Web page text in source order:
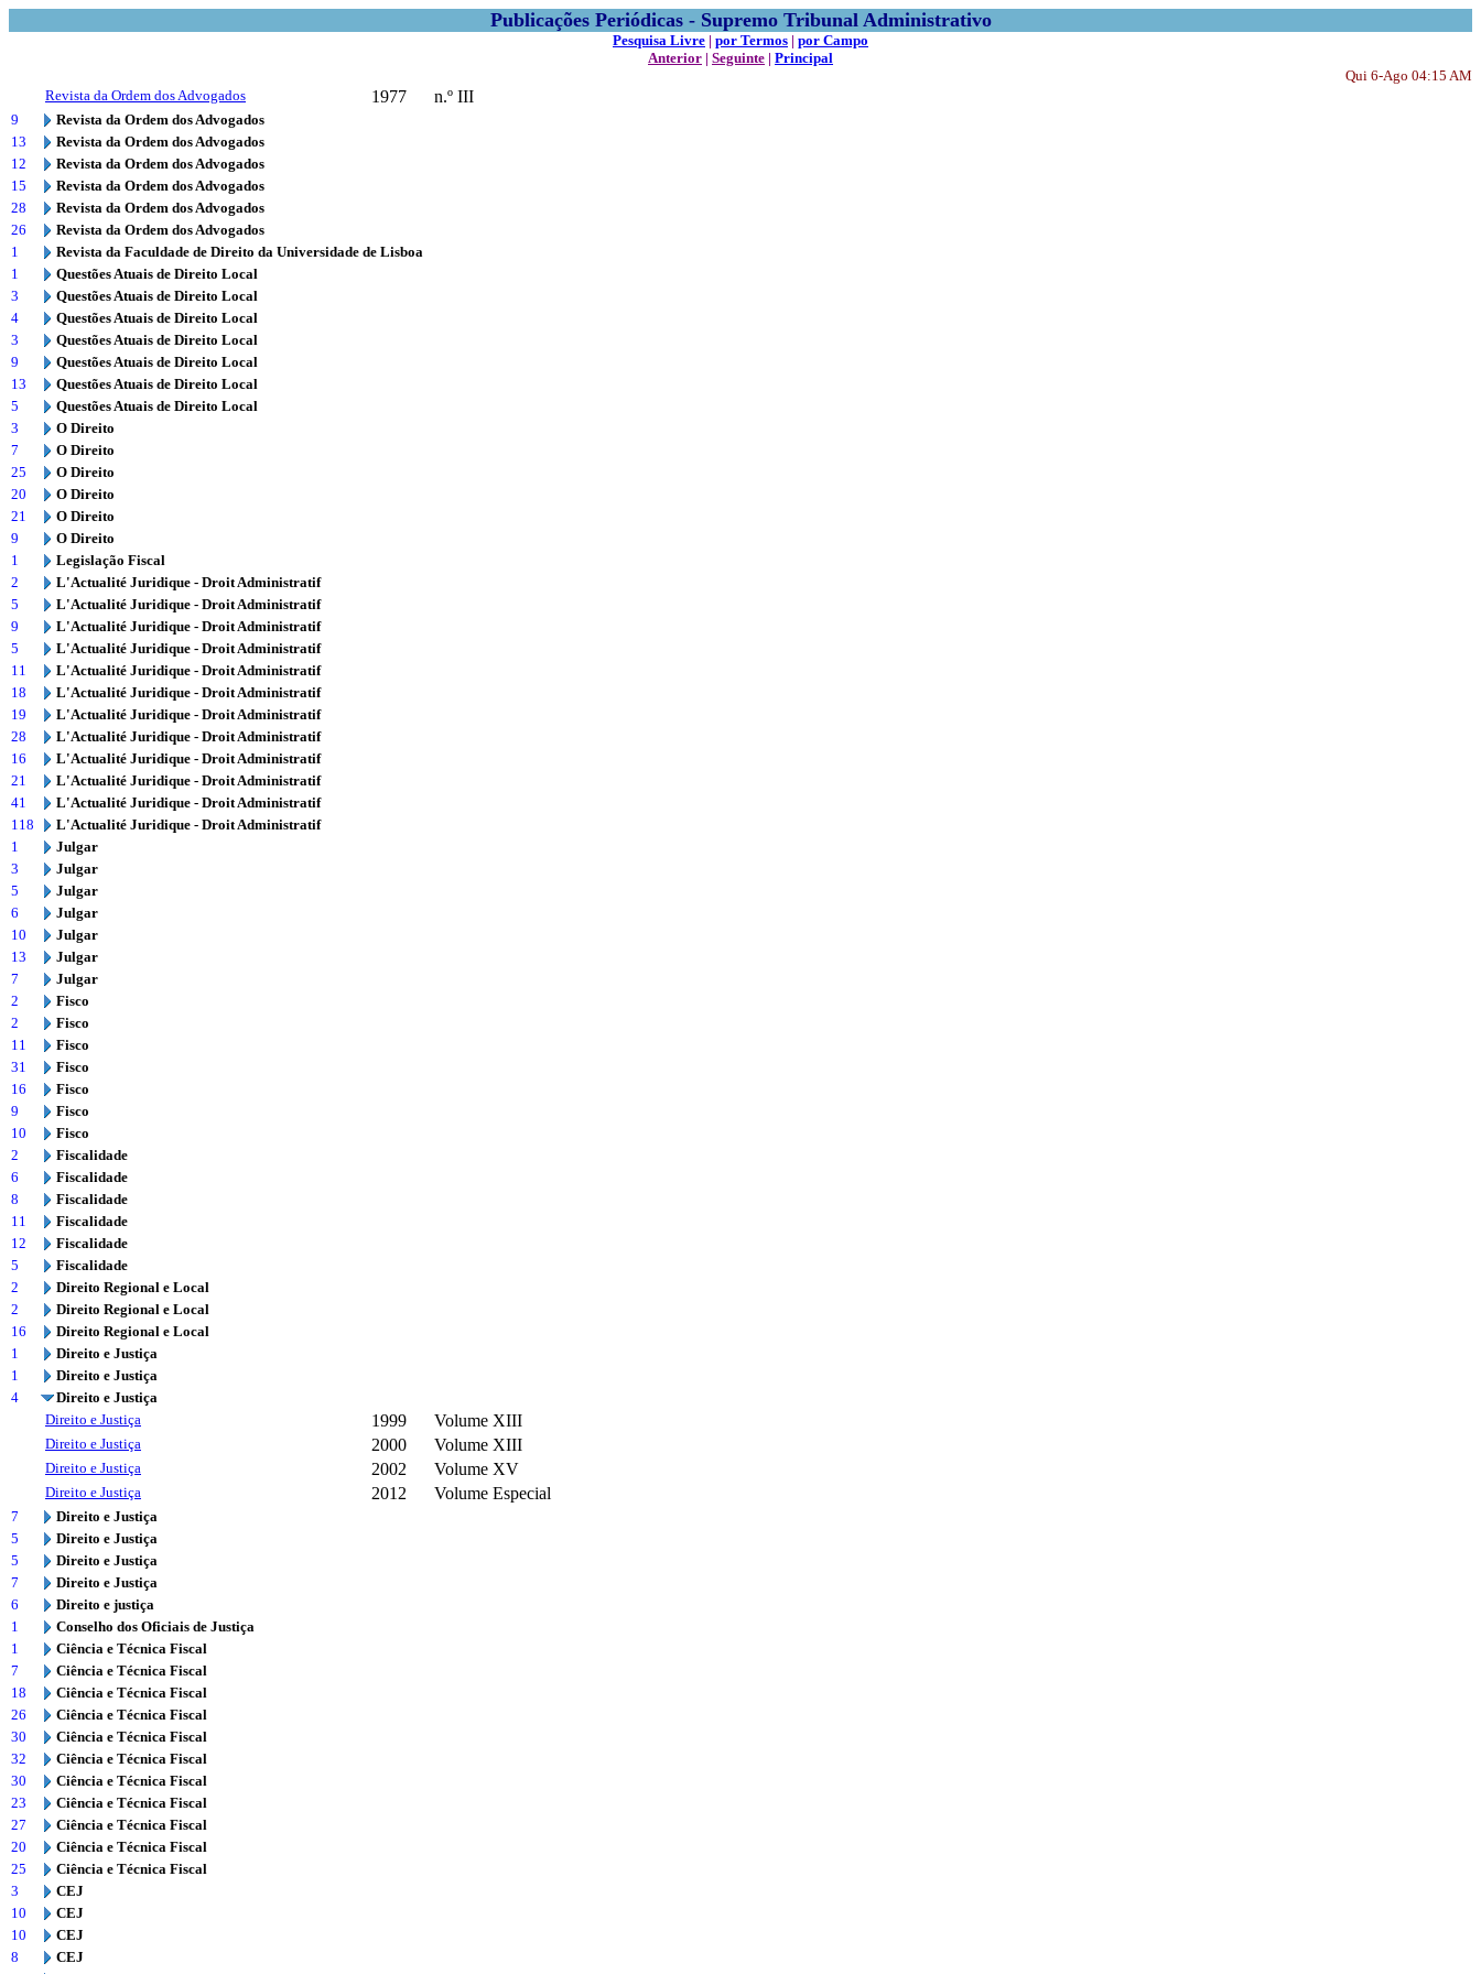
Publicações Periódicas - Supremo Tribunal Administrativo
Pesquisa Livre | por Termos | por Campo
Anterior | Seguinte | Principal
Qui 6-Ago 04:15 AM
Revista da Ordem dos Advogados
1977 n.º III
9
Revista da Ordem dos Advogados
13
Revista da Ordem dos Advogados
12
Revista da Ordem dos Advogados
15
Revista da Ordem dos Advogados
28
Revista da Ordem dos Advogados
26
Revista da Ordem dos Advogados
1
Revista da Faculdade de Direito da Universidade de Lisboa
1
Questões Atuais de Direito Local
3
Questões Atuais de Direito Local
4
Questões Atuais de Direito Local
3
Questões Atuais de Direito Local
9
Questões Atuais de Direito Local
13
Questões Atuais de Direito Local
5
Questões Atuais de Direito Local
3
O Direito
7
O Direito
25
O Direito
20
O Direito
21
O Direito
9
O Direito
1
Legislação Fiscal
2
L'Actualité Juridique - Droit Administratif
5
L'Actualité Juridique - Droit Administratif
9
L'Actualité Juridique - Droit Administratif
5
L'Actualité Juridique - Droit Administratif
11
L'Actualité Juridique - Droit Administratif
18
L'Actualité Juridique - Droit Administratif
19
L'Actualité Juridique - Droit Administratif
28
L'Actualité Juridique - Droit Administratif
16
L'Actualité Juridique - Droit Administratif
21
L'Actualité Juridique - Droit Administratif
41
L'Actualité Juridique - Droit Administratif
118
L'Actualité Juridique - Droit Administratif
1
Julgar
3
Julgar
5
Julgar
6
Julgar
10
Julgar
13
Julgar
7
Julgar
2
Fisco
2
Fisco
11
Fisco
31
Fisco
16
Fisco
9
Fisco
10
Fisco
2
Fiscalidade
6
Fiscalidade
8
Fiscalidade
11
Fiscalidade
12
Fiscalidade
5
Fiscalidade
2
Direito Regional e Local
2
Direito Regional e Local
16
Direito Regional e Local
1
Direito e Justiça
1
Direito e Justiça
4
Direito e Justiça
Direito e Justiça
1999 Volume XIII
Direito e Justiça 2000 Volume XIII
Direito e Justiça 2002 Volume XV
Direito e Justiça 2012 Volume Especial
7
Direito e Justiça
5
Direito e Justiça
5
Direito e Justiça
7
Direito e Justiça
6
Direito e justiça
1
Conselho dos Oficiais de Justiça
1
Ciência e Técnica Fiscal
7
Ciência e Técnica Fiscal
18
Ciência e Técnica Fiscal
26
Ciência e Técnica Fiscal
30
Ciência e Técnica Fiscal
32
Ciência e Técnica Fiscal
30
Ciência e Técnica Fiscal
23
Ciência e Técnica Fiscal
27
Ciência e Técnica Fiscal
20
Ciência e Técnica Fiscal
25
Ciência e Técnica Fiscal
3
CEJ
10
CEJ
10
CEJ
8
CEJ